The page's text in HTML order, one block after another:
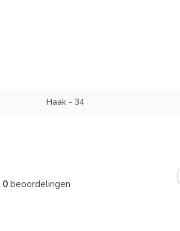
Haak - 34
0beoordelingen